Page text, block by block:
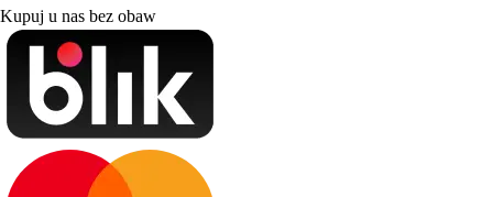
Kupuj u nas bez obaw